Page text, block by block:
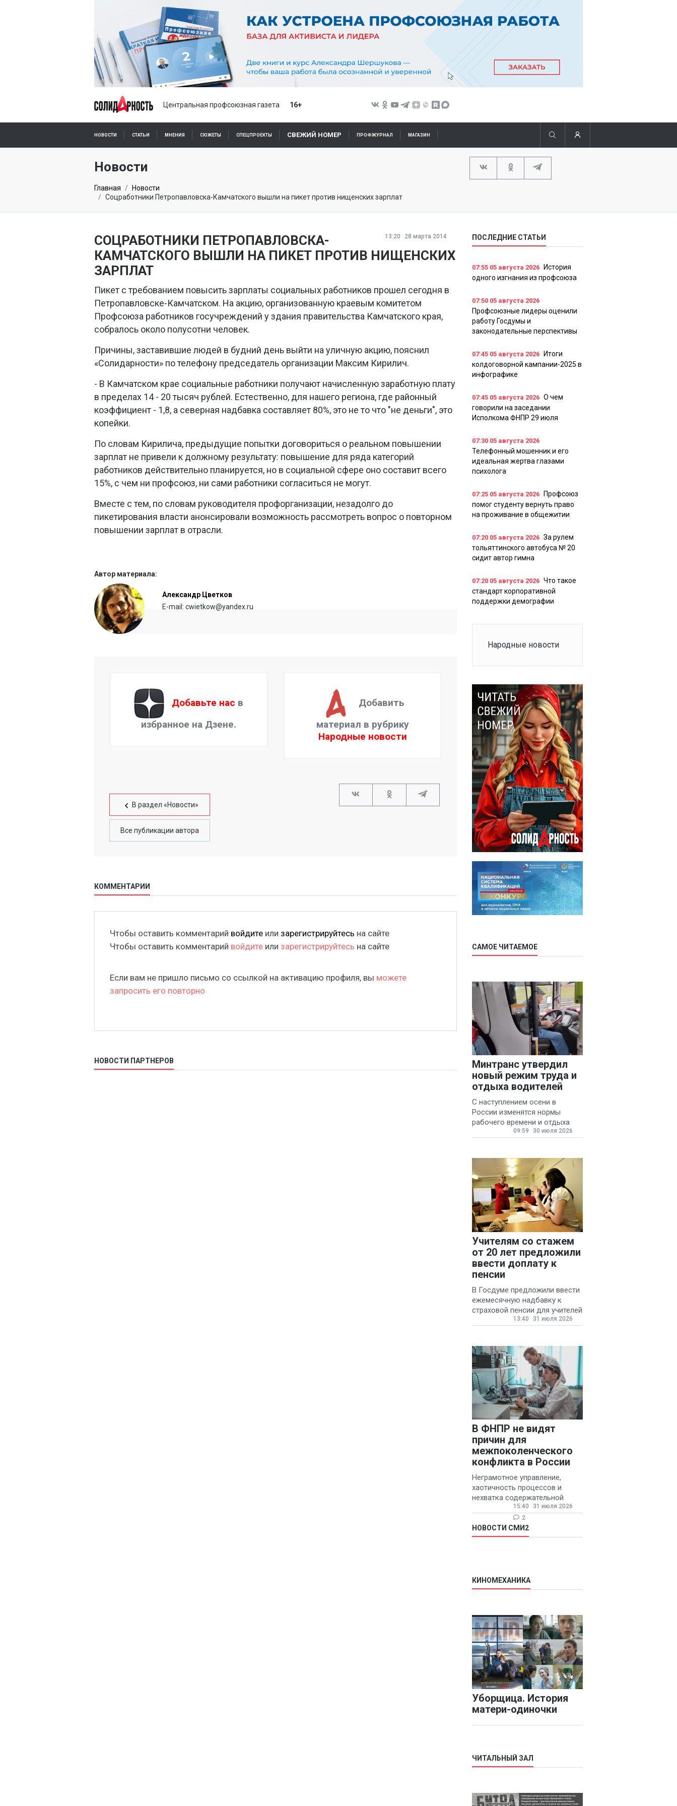
Центральная профсоюзная газета 16+
НОВОСТИ СТАТЬИ МНЕНИЯ СЮЖЕТЫ СПЕЦПРОЕКТЫ СВЕЖИЙ НОМЕР ПРОФЖУРНАЛ МАГАЗИН
ПОДПИСКА ОНЛАЙН
Новости
Главная
Новости
Соцработники Петропавловска-Камчатского вышли на пикет против нищенских зарплат
13:20 28 марта 2014
СОЦРАБОТНИКИ ПЕТРОПАВЛОВСКА-
КАМЧАТСКОГО ВЫШЛИ НА ПИКЕТ ПРОТИВ НИЩЕНСКИХ
ЗАРПЛАТ
Пикет с требованием повысить зарплаты социальных работников прошел сегодня в
Петропавловске-Камчатском. На акцию, организованную краевым комитетом
Профсоюза работников госучреждений у здания правительства Камчатского края,
собралось около полусотни человек.
Причины, заставившие людей в будний день выйти на уличную акцию, пояснил
«Солидарности» по телефону председатель организации Максим Кирилич.
- В Камчатском крае социальные работники получают начисленную заработную плату
в пределах 14 - 20 тысяч рублей. Естественно, для нашего региона, где районный
коэффициент - 1,8, а северная надбавка составляет 80%, это не то что "не деньги", это
копейки.
По словам Кирилича, предыдущие попытки договориться о реальном повышении
зарплат не привели к должному результату: повышение для ряда категорий
работников действительно планируется, но в социальной сфере оно составит всего
15%, с чем ни профсоюз, ни сами работники согласиться не могут.
Вместе с тем, по словам руководителя профорганизации, незадолго до
пикетирования власти анонсировали возможность рассмотреть вопрос о повторном
повышении зарплат в отрасли.
Автор материала:
Александр Цветков
E-mail: cwietkow@yandex.ru
Добавьте нас в
избранное на Дзене.
Добавить
материал в рубрику
Народные новости
В раздел «Новости»
Все публикации автора
КОММЕНТАРИИ
Чтобы оставить комментарий войдите или зарегистрируйтесь на сайте
Чтобы оставить комментарий войдите или зарегистрируйтесь на сайте
Если вам не пришло письмо со ссылкой на активацию профиля, вы можете
запросить его повторно
НОВОСТИ ПАРТНЕРОВ
ПОСЛЕДНИЕ СТАТЬИ
07:55 05 августа 2026
История
одного изгнания из профсоюза
07:50 05 августа 2026
Профсоюзные лидеры оценили
работу Госдумы и
законодательные перспективы
07:45 05 августа 2026
Итоги
колдоговорной кампании-2025 в
инфографике
07:45 05 августа 2026 О чем
говорили на заседании
Исполкома ФНПР 29 июля
07:30 05 августа 2026
Телефонный мошенник и его
идеальная жертва глазами
психолога
07:25 05 августа 2026
Профсоюз
помог студенту вернуть право
на проживание в общежитии
07:20 05 августа 2026 За рулем
тольяттинского автобуса № 20
сидит автор гимна
07:20 05 августа 2026 Что такое
стандарт корпоративной
поддержки демографии
Народные новости
САМОЕ ЧИТАЕМОЕ
Минтранс утвердил
новый режим труда и
отдыха водителей
С наступлением осени в
России изменятся нормы
рабочего времени и отдыха
для автомобилистов.
09:59 30 июля 2026
Учителям со стажем
от 20 лет предложили
ввести доплату к
пенсии
В Госдуме предложили ввести
ежемесячную надбавку к
страховой пенсии для учителей
государственных и
13:40 31 июля 2026
В ФНПР не видят
причин для
межпоколенческого
конфликта в России
Неграмотное управление,
хаотичность процессов и
нехватка содержательной
обратной связи от
руководителя являются
основными причинами
конфликтов и раздражения в
15:40
31 июля 2026
2
НОВОСТИ СМИ2
КИНОМЕХАНИКА
Уборщица. История
матери-одиночки
ЧИТАЛЬНЫЙ ЗАЛ